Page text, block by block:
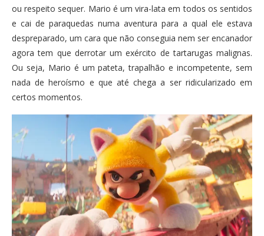
ou respeito sequer. Mario é um vira-lata em todos os sentidos
e cai de paraquedas numa aventura para a qual ele estava
despreparado, um cara que não conseguia nem ser encanador
agora tem que derrotar um exército de tartarugas malignas.
Ou seja, Mario é um pateta, trapalhão e incompetente, sem
nada de heroísmo e que até chega a ser ridicularizado em
certos momentos.